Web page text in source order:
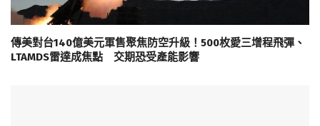
傳美對台140億美元軍售聚焦防空升級！500枚愛三增程飛彈、
LTAMDS雷達成焦點 交期恐受產能影響